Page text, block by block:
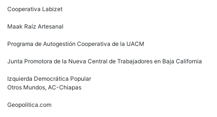
Cooperativa Labizet
Maak Raíz Artesanal
Programa de Autogestión Cooperativa de la UACM
Junta Promotora de la Nueva Central de Trabajadores en Baja California
Izquierda Democrática Popular
Otros Mundos, AC-Chiapas
Geopolitica.com